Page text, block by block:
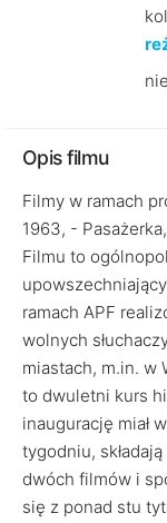
Opis filmu
Filmy w ramach
1963, -
Filmu to
ramach APF
wolnych
miastach, m.in. w
to dwuletni kurs
inaugurację miał
tygodniu,
dwóch filmów i
się z ponad stu